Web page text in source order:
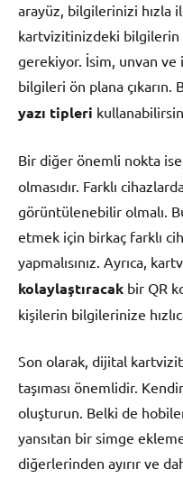
arayüz, bilgilerinizi hızla
kartvizitinizdeki bilgilerin
gerekiyor. İsim, unvan
bilgileri ön plana
yazı tipleri
Bir diğer önemli nokta
olmasıdır. Farklı
görüntülenebilir olmalı.
etmek için birkaç farklı
yapmalısınız. Ayrıca,
kolaylaştıracak bir QR
kişilerin bilgilerinize
Son olarak, dijital
taşıması önemlidir.
oluşturun. Belki de
yansıtan bir simge
diğerlerinden ayırır ve